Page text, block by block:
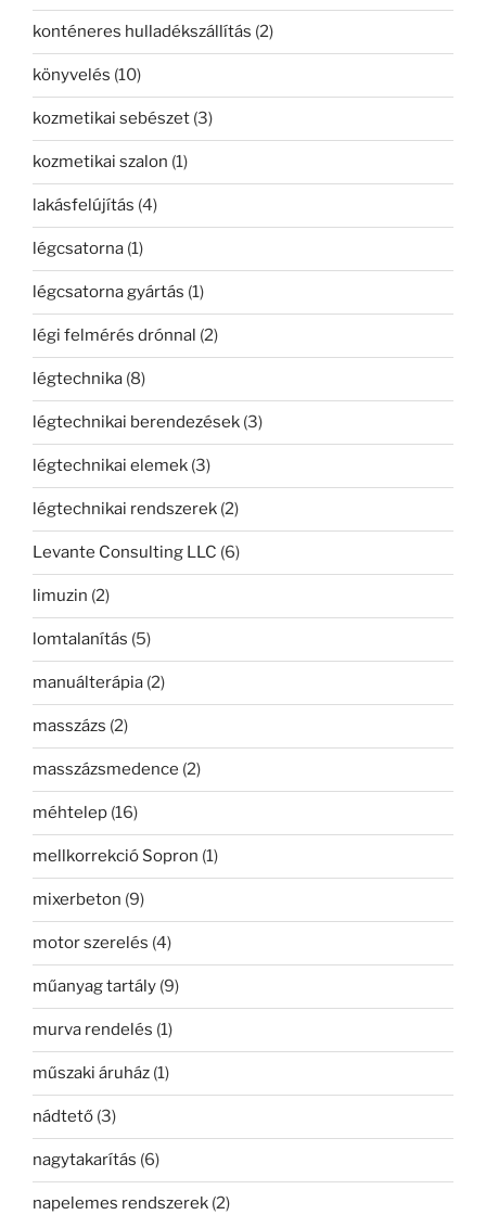
konténeres hulladékszállítás (2)
könyvelés (10)
kozmetikai sebészet (3)
kozmetikai szalon (1)
lakásfelújítás (4)
légcsatorna (1)
légcsatorna gyártás (1)
légi felmérés drónnal (2)
légtechnika (8)
légtechnikai berendezések (3)
légtechnikai elemek (3)
légtechnikai rendszerek (2)
Levante Consulting LLC (6)
limuzin (2)
lomtalanítás (5)
manuálterápia (2)
masszázs (2)
masszázsmedence (2)
méhtelep (16)
mellkorrekció Sopron (1)
mixerbeton (9)
motor szerelés (4)
műanyag tartály (9)
murva rendelés (1)
műszaki áruház (1)
nádtető (3)
nagytakarítás (6)
napelemes rendszerek (2)